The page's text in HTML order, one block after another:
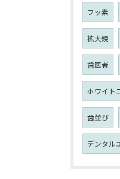
フッ素
拡大鏡
歯医者
ホワイト
歯並び
デンタル